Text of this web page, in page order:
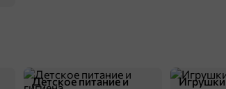
Детское питание и Игрушки